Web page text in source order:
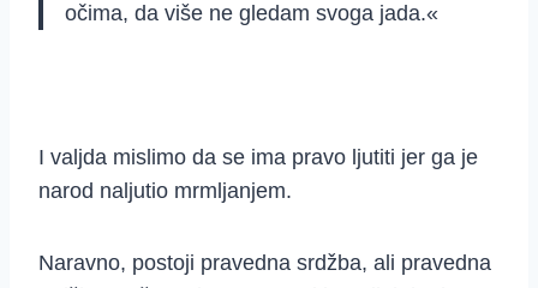
očima, da više ne gledam svoga jada.«
I valjda mislimo da se ima pravo ljutiti jer ga je
narod naljutio mrmljanjem.
Naravno, postoji pravedna srdžba, ali pravedna